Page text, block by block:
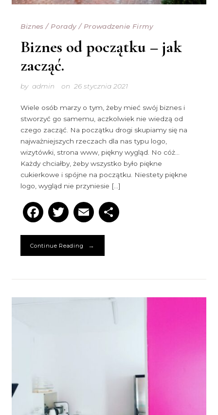
Biznes / Porady / Prowadzenie Firmy
Biznes od początku – jak
zacząć.
by admin on 26 stycznia 2021
Wiele osób marzy o tym, żeby mieć swój biznes i
stworzyć go samemu, aczkolwiek nie wiedzą od
czego zacząć. Na początku drogi skupiamy się na
najważniejszych rzeczach dla nas typu logo,
wizytówki, strona www, piękny wygląd. No cóż…
Każdy chciałby, żeby wszystko było piękne
cukierkowe i spójne na początku. Niestety piękne
logo, wygląd nie przyniesie […]
Facebook
Twitter
Email
Continue Reading →